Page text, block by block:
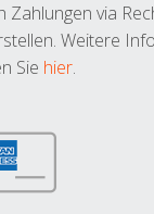
Zahlungen via
Weitere
Sie hier.